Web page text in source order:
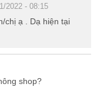
2022 - 08:15
chị ạ . Dạ hiện tại
shop?